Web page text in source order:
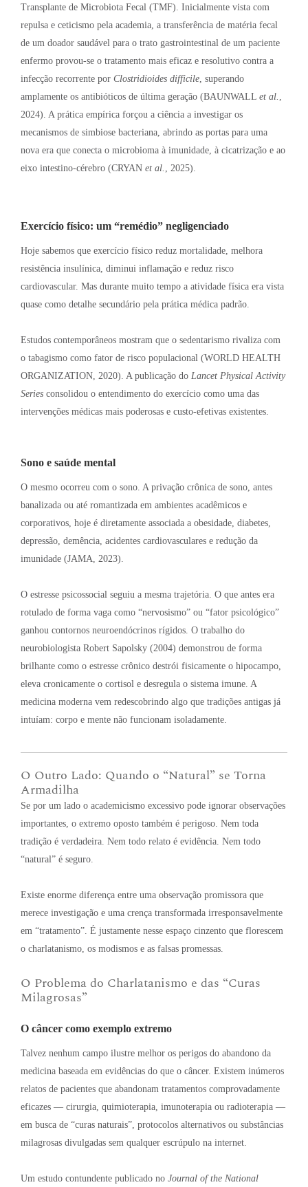
Transplante de Microbiota Fecal (TMF). Inicialmente vista com
repulsa e ceticismo pela academia, a transferência de matéria fecal
de um doador saudável para o trato gastrointestinal de um paciente
enfermo provou-se o tratamento mais eficaz e resolutivo contra a
infecção recorrente por Clostridioides difficile, superando
amplamente os antibióticos de última geração (BAUNWALL et al. ,
2024). A prática empírica forçou a ciência a investigar os
mecanismos de simbiose bacteriana, abrindo as portas para uma
nova era que conecta o microbioma à imunidade, à cicatrização e ao
eixo intestino-cérebro (CRYAN et al. , 2025).
Exercício físico: um “remédio” negligenciado
Hoje sabemos que exercício físico reduz mortalidade, melhora
resistência insulínica, diminui inflamação e reduz risco
cardiovascular. Mas durante muito tempo a atividade física era vista
quase como detalhe secundário pela prática médica padrão.
Estudos contemporâneos mostram que o sedentarismo rivaliza com
o tabagismo como fator de risco populacional (WORLD HEALTH
ORGANIZATION, 2020). A publicação do Lancet Physical Activity
Series consolidou o entendimento do exercício como uma das
intervenções médicas mais poderosas e custo-efetivas existentes.
Sono e saúde mental
O mesmo ocorreu com o sono. A privação crônica de sono, antes
banalizada ou até romantizada em ambientes acadêmicos e
corporativos, hoje é diretamente associada a obesidade, diabetes,
depressão, demência, acidentes cardiovasculares e redução da
imunidade (JAMA, 2023).
O estresse psicossocial seguiu a mesma trajetória. O que antes era
rotulado de forma vaga como “nervosismo” ou “fator psicológico”
ganhou contornos neuroendócrinos rígidos. O trabalho do
neurobiologista Robert Sapolsky (2004) demonstrou de forma
brilhante como o estresse crônico destrói fisicamente o hipocampo,
eleva cronicamente o cortisol e desregula o sistema imune. A
medicina moderna vem redescobrindo algo que tradições antigas já
intuíam: corpo e mente não funcionam isoladamente.
O Outro Lado: Quando o “Natural” se Torna
Armadilha
Se por um lado o academicismo excessivo pode ignorar observações
importantes, o extremo oposto também é perigoso. Nem toda
tradição é verdadeira. Nem todo relato é evidência. Nem todo
“natural” é seguro.
Existe enorme diferença entre uma observação promissora que
merece investigação e uma crença transformada irresponsavelmente
em “tratamento”. É justamente nesse espaço cinzento que florescem
o charlatanismo, os modismos e as falsas promessas.
O Problema do Charlatanismo e das “Curas
Milagrosas”
O câncer como exemplo extremo
Talvez nenhum campo ilustre melhor os perigos do abandono da
medicina baseada em evidências do que o câncer. Existem inúmeros
relatos de pacientes que abandonam tratamentos comprovadamente
eficazes — cirurgia, quimioterapia, imunoterapia ou radioterapia —
em busca de “curas naturais”, protocolos alternativos ou substâncias
milagrosas divulgadas sem qualquer escrúpulo na internet.
Um estudo contundente publicado no Journal of the National